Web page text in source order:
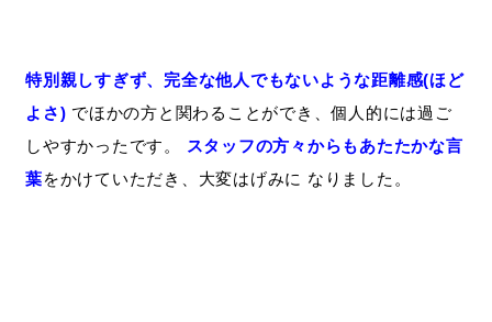
特別親しすぎず、完全な他人でもないような距離感(ほど
よさ) でほかの方と 関わる ことができ、個人的には過ご
しやすかったです。
スタッフの方々からもあたたかな言
葉をかけて いただき、 大変はげみに なり まし た。